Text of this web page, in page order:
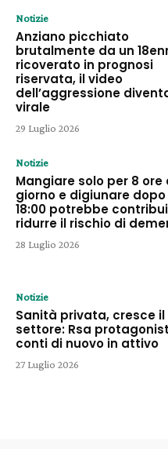
Notizie
Anziano picchiato
brutalmente da un
ricoverato in prognosi
riservata, il video
dell’aggressione
virale
29 Luglio 2026
Notizie
Mangiare solo per 8 ore
giorno e digiunare dopo
18:00 potrebbe
ridurre il rischio di
28 Luglio 2026
Notizie
Sanità privata, cresce il
settore: Rsa
conti di nuovo in attivo
27 Luglio 2026